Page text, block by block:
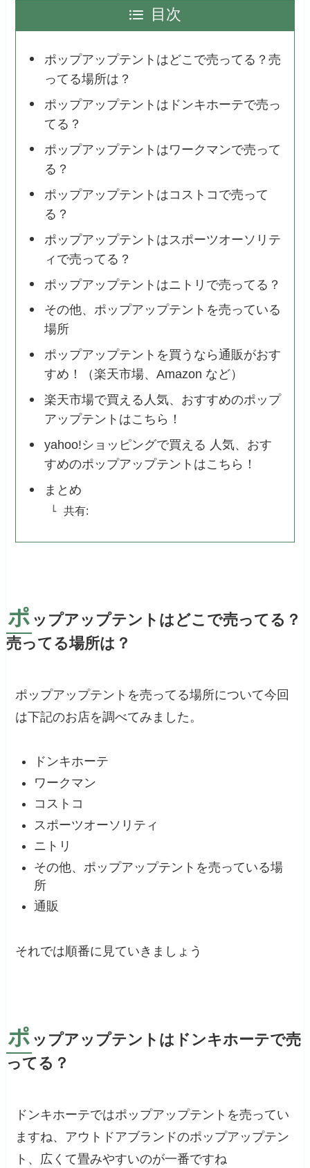
目次
ポップアップテントはどこで売ってる？売
ってる場所は？
ポップアップテントはドンキホーテで売っ
てる？
ポップアップテントはワークマンで売って
る？
ポップアップテントはコストコで売って
る？
ポップアップテントはスポーツオーソリテ
ィで売ってる？
ポップアップテントはニトリで売ってる？
その他、ポップアップテントを売っている
場所
ポップアップテントを買うなら通販がおす
すめ！（楽天市場、Amazon など）
楽天市場で買える人気、おすすめのポップ
アップテントはこちら！
yahoo!ショッピングで買える 人気、おす
すめのポップアップテントはこちら！
まとめ
共有:
ポ ップアップテントはどこで売ってる？
売ってる場所は？
ポップアップテントを売ってる場所について今回
は下記のお店を調べてみました。
ドンキホーテ
ワークマン
コストコ
スポーツオーソリティ
ニトリ
その他、ポップアップテントを売っている場
所
通販
それでは順番に見ていきましょう
ポ ップアップテントはドンキホーテで売
ってる？
ドンキホーテではポップアップテントを売ってい
ますね、アウトドアブランドのポップアップテン
ト、広くて畳みやすいのが一番ですね